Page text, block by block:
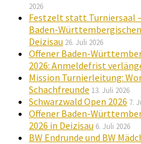
2026
Festzelt statt Turniersaal
Baden-
Deizisau 26. Juli 2026
Offener Baden-
2026: Anmeldefrist
Mission Turnierleitung:
Schachfreunde 13. Juli 2026
Schwarzwald Open 2026 7.
Offener Baden-
2026 in Deizisau 6. Juli 2026
BW Endrunde und BW